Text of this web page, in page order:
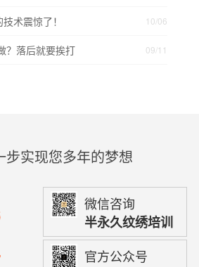
10/06
术震惊了！
09/11
？落后就要挨打
步实现您多年的梦想
微信咨询
半永久纹绣培训
官方公众号